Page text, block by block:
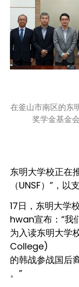
在釜山市南区的东
奖学金基金
东明大学校正在
（UNSF）”，以
17日，东明大学
hwan宣布：“我
为入读东明大
College)
的韩战参战国后
。”